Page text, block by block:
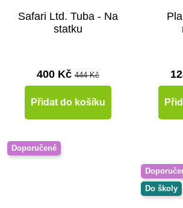
Safari Ltd. Tuba - Na
statku
400 Kč 444 Kč
Přidat do košíku
Doporučené
Do školy